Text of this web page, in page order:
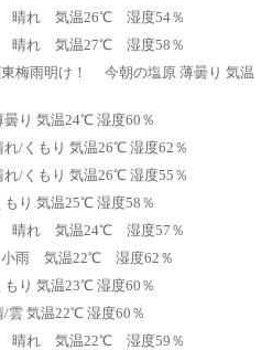
晴れ 気温26℃ 湿度54％
晴れ 気温27℃ 湿度58％
東梅雨明け！ 今朝の塩原 薄曇り 気温
曇り 気温24℃ 湿度60％
れ/くもり 気温26℃ 湿度62％
れ/くもり 気温26℃ 湿度55％
もり 気温25℃ 湿度58％
晴れ 気温24℃ 湿度57％
小雨 気温22℃ 湿度62％
もり 気温23℃ 湿度60％
/雲 気温22℃ 湿度60％
晴れ 気温22℃ 湿度59％